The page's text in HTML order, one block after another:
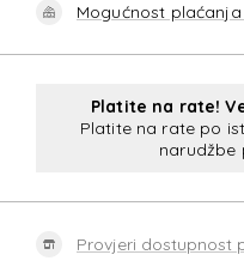
Mogućnost
Platite na rate!
Platite na rate po
narudžbe
Provjeri dostupnost